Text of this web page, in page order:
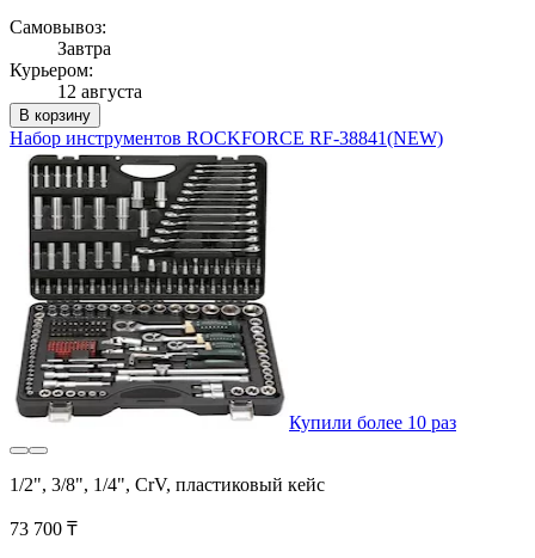
Самовывоз:
Завтра
Курьером:
12 августа
В корзину
Набор инструментов ROCKFORCE RF-38841(NEW)
Купили более 10 раз
1/2", 3/8", 1/4", CrV, пластиковый кейс
73 700 ₸